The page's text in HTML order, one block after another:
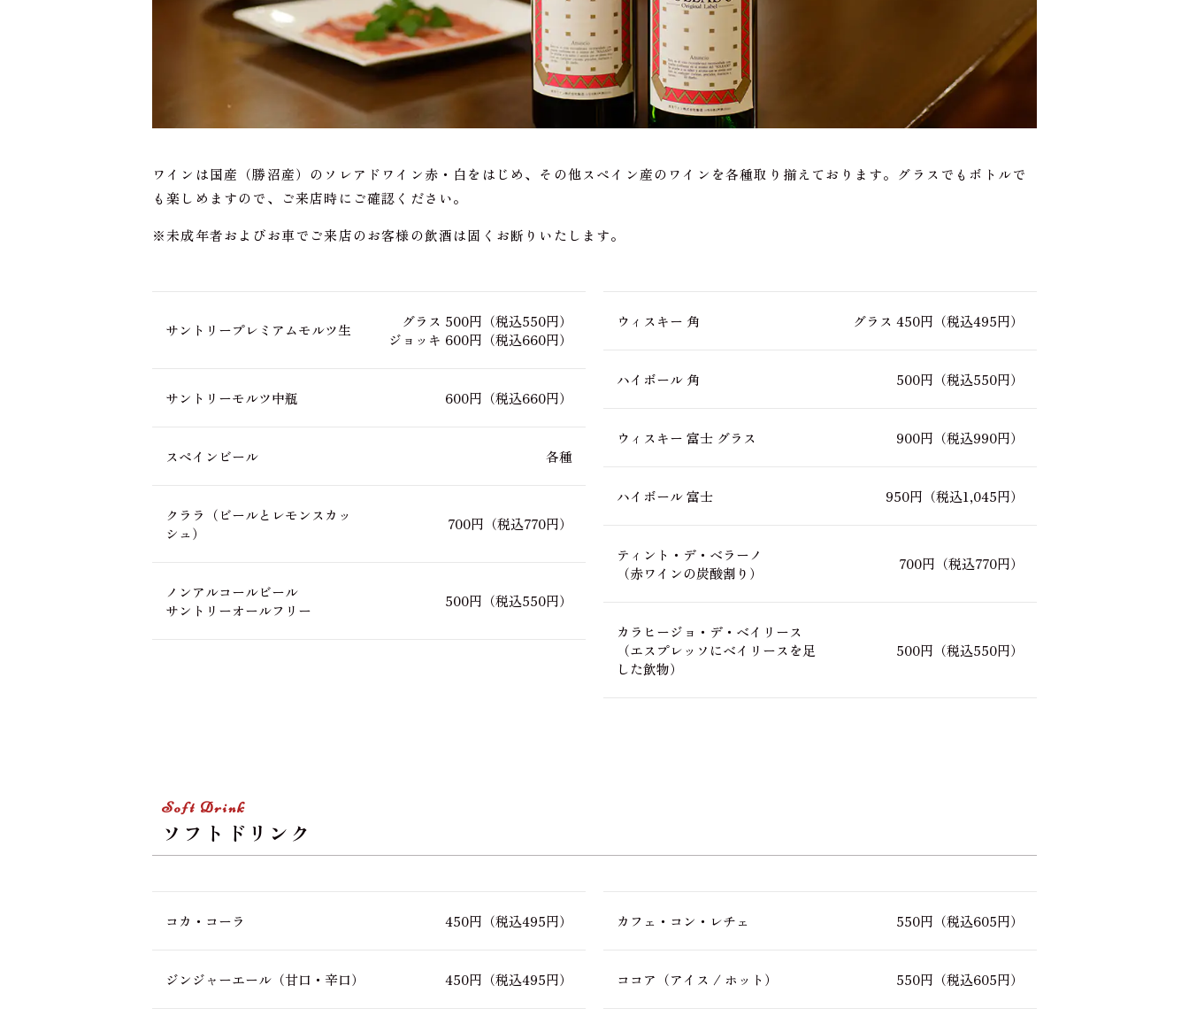
ワインは国産（勝沼産）のソレアドワイン赤・白をはじめ、その他スペイン産のワインを各種取り揃えております。グラスでもボトルで
も楽しめますので、ご来店時にご確認ください。
※未成年者およびお車でご来店のお客様の飲酒は固くお断りいたします。
サントリープレミアムモルツ生 グラス 500円 （税込550円）
ジョッキ 600円 （税込660円）
サントリーモルツ中瓶 600円 （税込660円）
スペインビール 各種
クララ（ビールとレモンスカッ
シュ）
700円 （税込770円）
ノンアルコールビール
サントリーオールフリー
500円 （税込550円）
ウィスキー 角 グラス 450円 （税込495円）
ハイボール 角 500円 （税込550円）
ウィスキー 富士 グラス 900円 （税込990円）
ハイボール 富士 950円 （税込1,045円）
ティント・デ・ベラーノ
（赤ワインの炭酸割り）
700円 （税込770円）
カラヒージョ・デ・ベイリース
（エスプレッソにベイリースを足
した飲物）
500円 （税込550円）
Soft Drink
ソフトドリンク
コカ・コーラ 450円 （税込495円）
ジンジャーエール （甘口・辛口） 450円 （税込495円）
カフェ・コン・レチェ 550円 （税込605円）
ココア（アイス / ホット） 550円 （税込605円）